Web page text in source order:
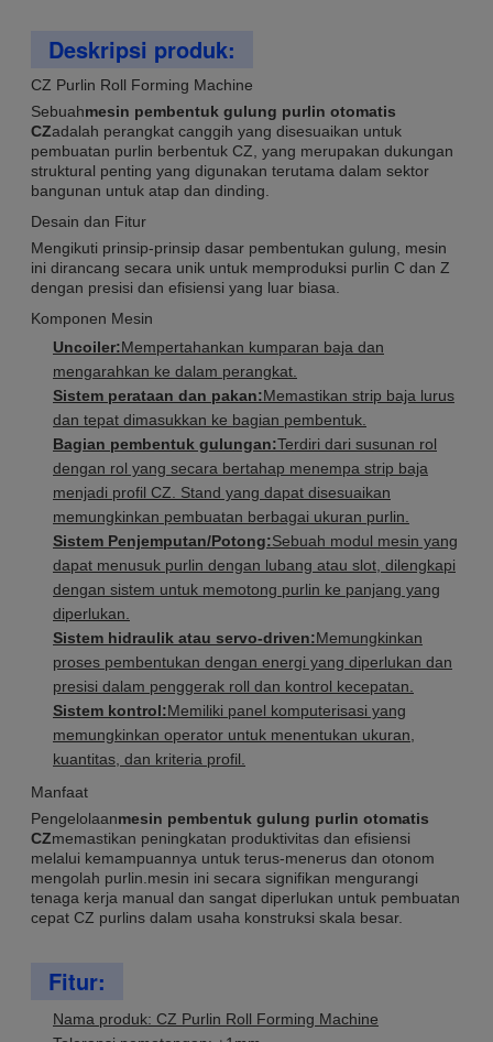
Deskripsi produk:
CZ Purlin Roll Forming Machine
Sebuahmesin pembentuk gulung purlin otomatis
CZadalah perangkat canggih yang disesuaikan untuk
pembuatan purlin berbentuk CZ, yang merupakan dukungan
struktural penting yang digunakan terutama dalam sektor
bangunan untuk atap dan dinding.
Desain dan Fitur
Mengikuti prinsip-prinsip dasar pembentukan gulung, mesin
ini dirancang secara unik untuk memproduksi purlin C dan Z
dengan presisi dan efisiensi yang luar biasa.
Komponen Mesin
Uncoiler:Mempertahankan kumparan baja dan
mengarahkan ke dalam perangkat.
Sistem perataan dan pakan:Memastikan strip baja lurus
dan tepat dimasukkan ke bagian pembentuk.
Bagian pembentuk gulungan:Terdiri dari susunan rol
dengan rol yang secara bertahap menempa strip baja
menjadi profil CZ. Stand yang dapat disesuaikan
memungkinkan pembuatan berbagai ukuran purlin.
Sistem Penjemputan/Potong:Sebuah modul mesin yang
dapat menusuk purlin dengan lubang atau slot, dilengkapi
dengan sistem untuk memotong purlin ke panjang yang
diperlukan.
Sistem hidraulik atau servo-driven:Memungkinkan
proses pembentukan dengan energi yang diperlukan dan
presisi dalam penggerak roll dan kontrol kecepatan.
Sistem kontrol:Memiliki panel komputerisasi yang
memungkinkan operator untuk menentukan ukuran,
kuantitas, dan kriteria profil.
Manfaat
Pengelolaanmesin pembentuk gulung purlin otomatis
CZmemastikan peningkatan produktivitas dan efisiensi
melalui kemampuannya untuk terus-menerus dan otonom
mengolah purlin.mesin ini secara signifikan mengurangi
tenaga kerja manual dan sangat diperlukan untuk pembuatan
cepat CZ purlins dalam usaha konstruksi skala besar.
Fitur:
Nama produk: CZ Purlin Roll Forming Machine